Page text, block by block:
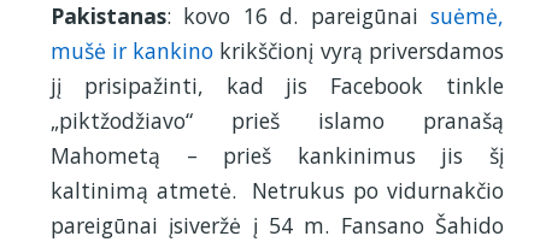
Pakistanas: kovo 16 d. pareigūnai suėmė,
mušė ir kankino krikščionį vyrą priversdamos
jį prisipažinti, kad jis Facebook tinkle
„piktžodžiavo“ prieš islamo pranašą
Mahometą – prieš kankinimus jis šį
kaltinimą atmetė. Netrukus po vidurnakčio
pareigūnai įsiveržė į 54 m. Fansano Šahido